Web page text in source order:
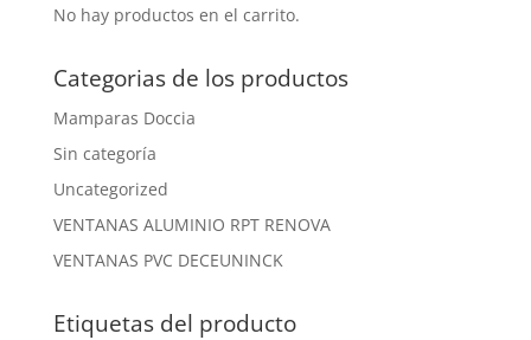
No hay productos en el carrito.
Categorias de los productos
Mamparas Doccia
Sin categoría
Uncategorized
VENTANAS ALUMINIO RPT RENOVA
VENTANAS PVC DECEUNINCK
Etiquetas del producto